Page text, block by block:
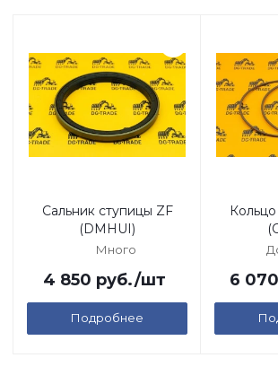
Сальник ступицы ZF
(DMHUI)
Много
4 850 руб./шт
Подробнее
6 070